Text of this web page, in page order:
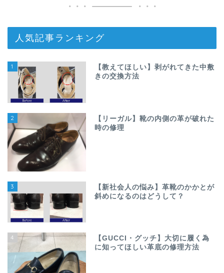
人気記事ランキング
1
【教えてほしい】剥がれてきた中敷
きの交換方法
2
【リーガル】靴の内側の革が破れた
時の修理
3
【新社会人の悩み】革靴のかかとが
斜めになるのはどうして？
4
【GUCCI・グッチ】大切に履く為
に知ってほしい革底の修理方法